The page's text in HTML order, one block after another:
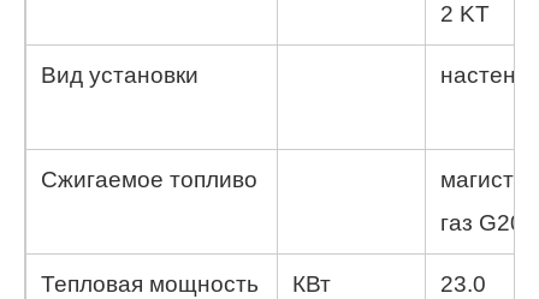
2 KT
Вид установки
Сжигаемое топливо
газ G20
Тепловая мощность КВт 23.0